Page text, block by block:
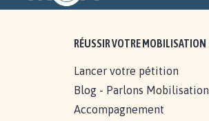
RÉUSSIR VOTRE MOBILISATION
Lancer votre pétition
Blog - Parlons Mobilisation
Accompagnement